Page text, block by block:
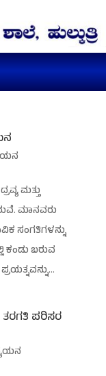
ಮತ್ತು
ಮಾನವರು
ಸಂಗತಿಗಳನ್ನು
ಕಂಡು ಬರುವ
ತರಗತಿ ಪರಿಸರ